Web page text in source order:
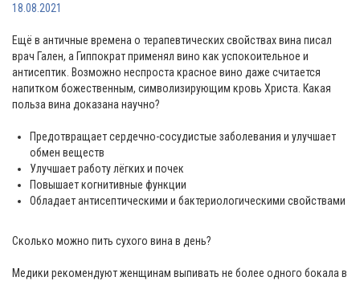
18.08.2021
Ещё в античные времена о терапевтических свойствах вина писал
врач Гален, а Гиппократ применял вино как успокоительное и
антисептик. Возможно неспроста красное вино даже считается
напитком божественным, символизирующим кровь Христа. Какая
польза вина доказана научно?
Предотвращает сердечно-сосудистые заболевания и улучшает
обмен веществ
Улучшает работу лёгких и почек
Повышает когнитивные функции
Обладает антисептическими и бактериологическими свойствами
Сколько можно пить сухого вина в день?
Медики рекомендуют женщинам выпивать не более одного бокала в